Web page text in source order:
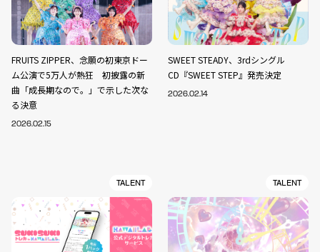
FRUITS ZIPPER、念願の初東京ドー
ム公演で5万人が熱狂 初披露の新
曲「成長期なので。」で示した次な
る決意
2026.02.15
SWEET STEADY、3rdシングル
CD『SWEET STEP』発売決定
2026.02.14
TALENT TALENT